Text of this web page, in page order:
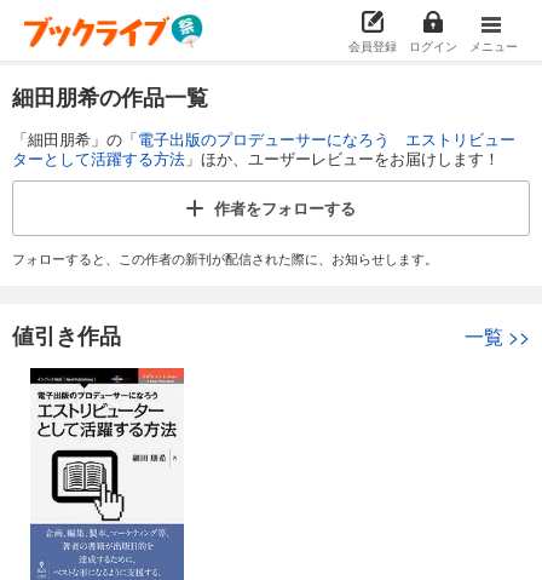
会員登録 ログイン メニュー
細田朋希の作品一覧
「細田朋希」の「電子出版のプロデューサーになろう エストリビュー
ターとして活躍する方法 」ほか、ユーザーレビューをお届けします！
作者をフォローする
フォローすると、この作者の新刊が配信された際に、お知らせします。
値引き作品 一覧 >>